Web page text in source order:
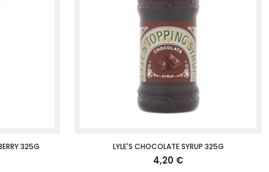
325G LYLE'S CHOCOLATE SYRUP 325G
4,20 €